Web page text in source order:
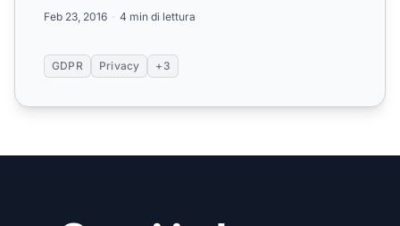
Feb 23, 2016 4 min di lettura
GDPR Privacy +3